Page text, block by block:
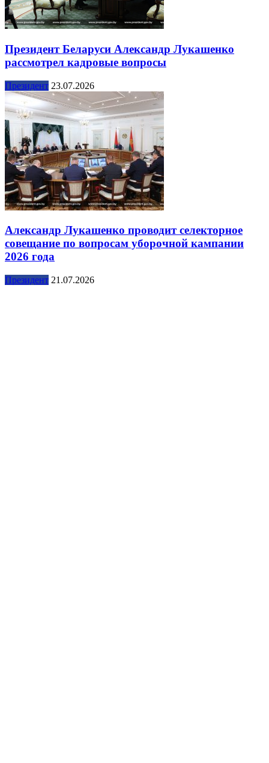
Президент Беларуси Александр Лукашенко
рассмотрел кадровые вопросы
Президент 23.07.2026
Александр Лукашенко проводит селекторное
совещание по вопросам уборочной кампании
2026 года
Президент 21.07.2026